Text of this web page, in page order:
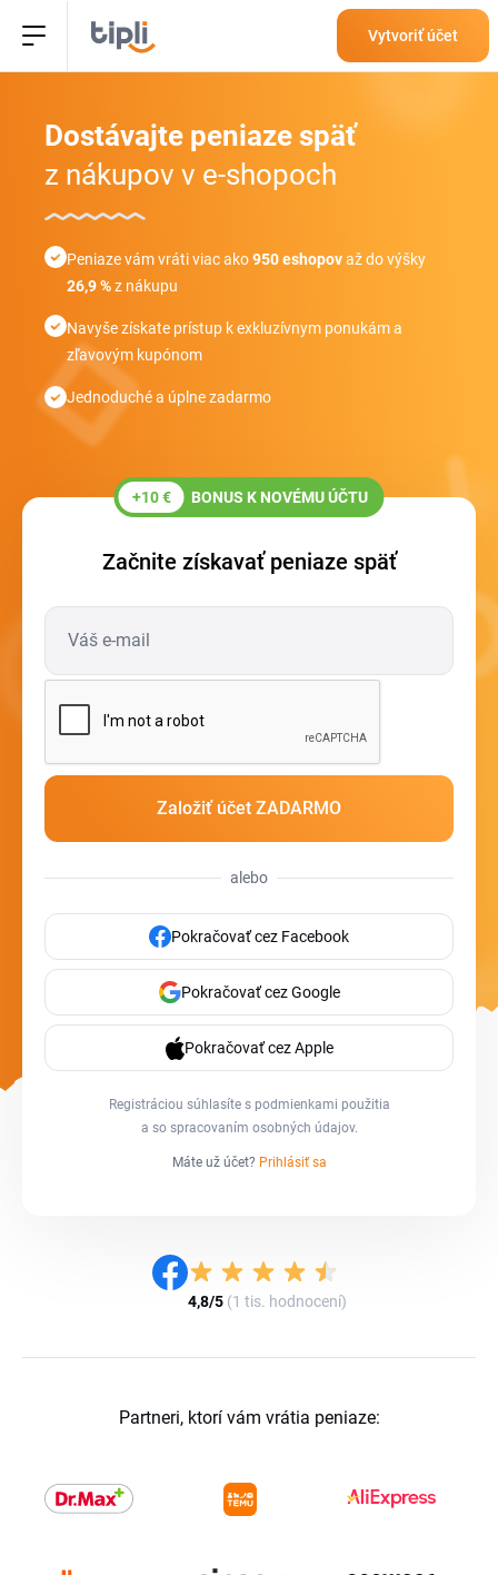
Vytvoriť účet
Dostávajte peniaze späť
z nákupov v e-shopoch
Peniaze vám vráti viac ako950 eshopovaž do výšky
26,9 %z nákupu
Navyše získate prístup k exkluzívnym ponukám a
zľavovým kupónom
Jednoduché a úplne zadarmo
+10 € BONUS K NOVÉMU ÚČTU
Začnite získavať peniaze späť
alebo
Pokračovať cez Facebook
Pokračovať cez Google
Pokračovať cez Apple
Registráciou súhlasíte s podmienkami použitia
a so spracovaním osobných údajov.
Máte už účet? Prihlásiť sa
4,8/5 (1 tis. hodnocení)
Partneri, ktorí vám vrátia peniaze: